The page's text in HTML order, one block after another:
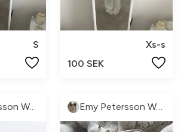
S
Xs-s
100 SEK
Emy Petersson Wennborg Emy Petersson Wennborg